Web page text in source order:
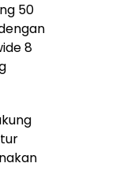
50
8